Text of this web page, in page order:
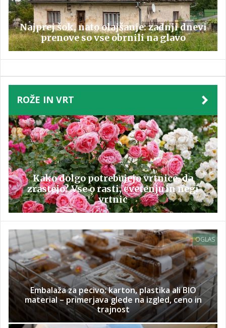
Najprej šok, nato olajšanje: zadnji dnevi
prenove so vse obrnili na glavo
ROŽE IN VRT
Kako dolgo potrebujejo vrtnice, da
zrastejo? Vse o rasti, cvetenju in negi
vrtnic
OGLAS
Embalaža za pecivo: karton, plastika ali BIO
material – primerjava glede na izgled, ceno in
trajnost